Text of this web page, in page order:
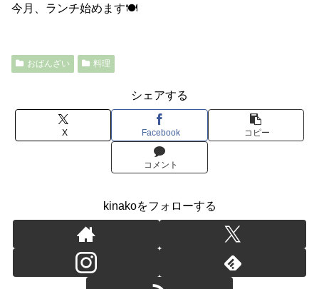
今月、ランチ始めます🍽
おばんざい 料理
シェアする
X Facebook コピー
コメント
kinakoをフォローする